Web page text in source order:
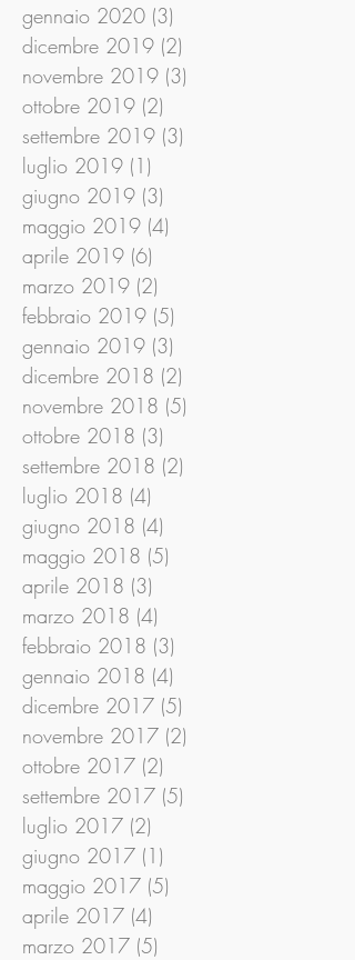
gennaio 2020 (3)
dicembre 2019 (2)
novembre 2019 (3)
ottobre 2019 (2)
settembre 2019 (3)
luglio 2019 (1)
giugno 2019 (3)
maggio 2019 (4)
aprile 2019 (6)
marzo 2019 (2)
febbraio 2019 (5)
gennaio 2019 (3)
dicembre 2018 (2)
novembre 2018 (5)
ottobre 2018 (3)
settembre 2018 (2)
luglio 2018 (4)
giugno 2018 (4)
maggio 2018 (5)
aprile 2018 (3)
marzo 2018 (4)
febbraio 2018 (3)
gennaio 2018 (4)
dicembre 2017 (5)
novembre 2017 (2)
ottobre 2017 (2)
settembre 2017 (5)
luglio 2017 (2)
giugno 2017 (1)
maggio 2017 (5)
aprile 2017 (4)
marzo 2017 (5)